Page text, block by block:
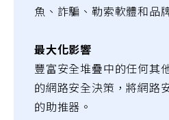
魚、詐騙、勒索軟體和品
最大化影響
豐富安全堆疊中的任何其
的網路安全決策，將網路
的助推器。